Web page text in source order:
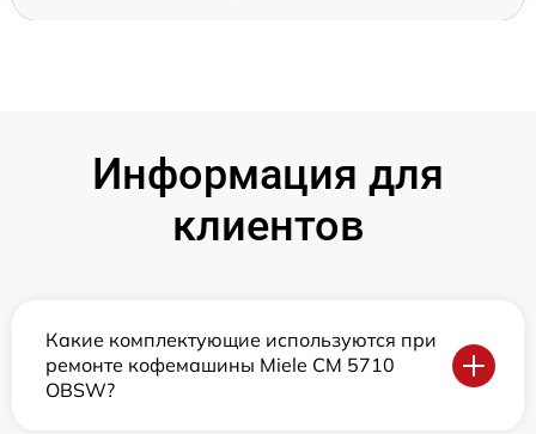
Информация для
клиентов
Какие комплектующие используются при
ремонте кофемашины Miele CM 5710
OBSW?